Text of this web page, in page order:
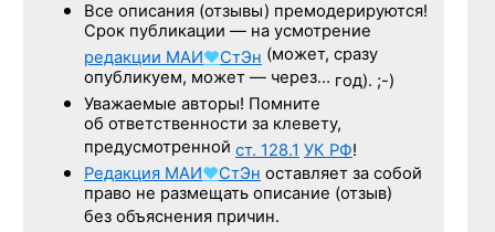
Все описания (отзывы) премодерируются!
Срок публикации — на усмотрение
редакции МАИ♥СтЭн (может, сразу
опубликуем, может — через… год). ;-)
Уважаемые авторы! Помните
об ответственности за клевету,
предусмотренной ст. 128.1 УК РФ!
Редакция МАИ♥СтЭн оставляет за собой
право не размещать описание (отзыв)
без объяснения причин.